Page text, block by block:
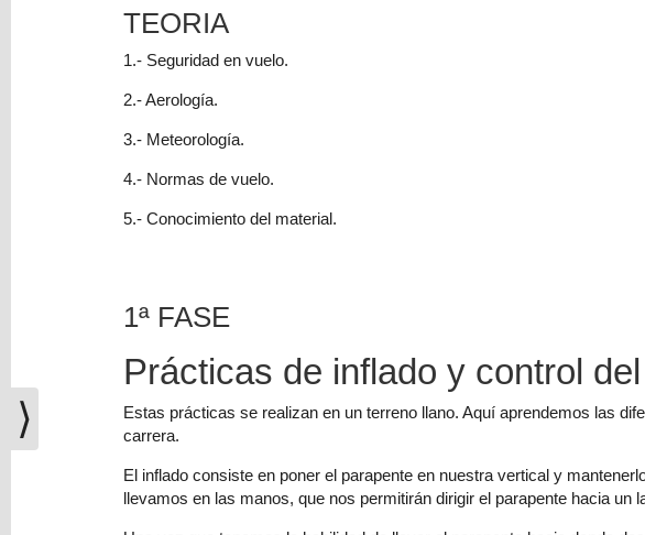
TEORIA
1.- Seguridad en vuelo.
2.- Aerología.
3.- Meteorología.
4.- Normas de vuelo.
5.- Conocimiento del material.
1ª FASE
Prácticas de inflado y control
Estas prácticas se realizan en un terreno llano. Aquí aprendemos las
carrera.
El inflado consiste en poner el parapente en nuestra vertical y
llevamos en las manos, que nos permitirán dirigir el parapente hacia un
⟩